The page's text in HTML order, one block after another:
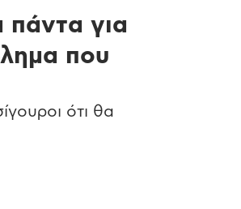
πάντα για
που
ότι θα